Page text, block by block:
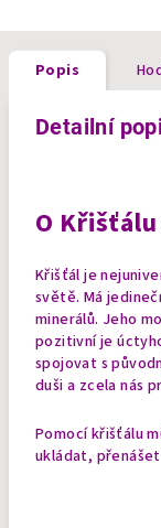
Popis
Detailní
O
Křišťál je
světě. Má
minerálů. Jeho
pozitivní je
spojovat s
duši a zcela nás
Pomocí křišťálu
ukládat,